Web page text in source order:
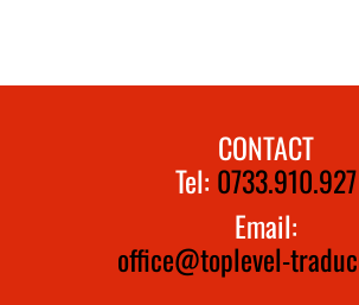
CONTACT
Tel: 0733.910.927
Email:
office@toplevel-